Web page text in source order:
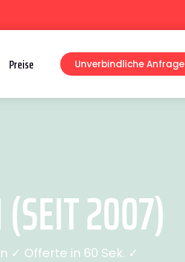
Preise Unverbindliche Anfrage
2007)
✓ Offerte in 60 Sek. ✓